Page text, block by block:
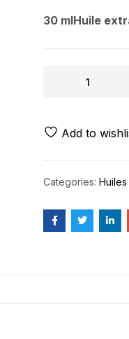
30 mlHuile
Add to
Categories: